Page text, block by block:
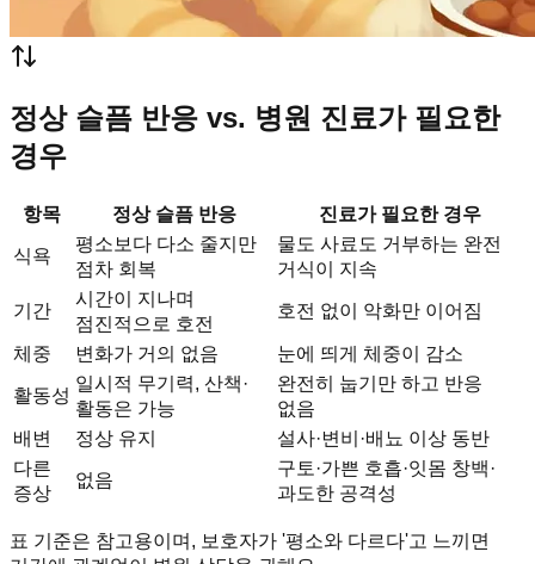
정상 슬픔 반응 vs. 병원 진료가 필요한
경우
항목 정상 슬픔 반응 진료가 필요한 경우
식욕
평소보다 다소 줄지만
점차 회복
물도 사료도 거부하는 완전
거식이 지속
기간
시간이 지나며
점진적으로 호전
호전 없이 악화만 이어짐
체중 변화가 거의 없음 눈에 띄게 체중이 감소
활동성
일시적 무기력, 산책·
활동은 가능
완전히 눕기만 하고 반응
없음
배변
정상 유지
설사·변비·배뇨 이상 동반
다른
증상
없음
구토·가쁜 호흡·잇몸 창백·
과도한 공격성
표 기준은 참고용이며, 보호자가 '평소와 다르다'고 느끼면